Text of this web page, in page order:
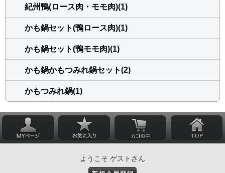
紀州鴨(ロース肉・モモ肉)(1)
かも鍋セット(鴨ロース肉)(1)
かも鍋セット(鴨モモ肉)(1)
かも鍋かもつみれ鍋セット(2)
かもつみれ鍋(1)
ようこそ ゲストさん